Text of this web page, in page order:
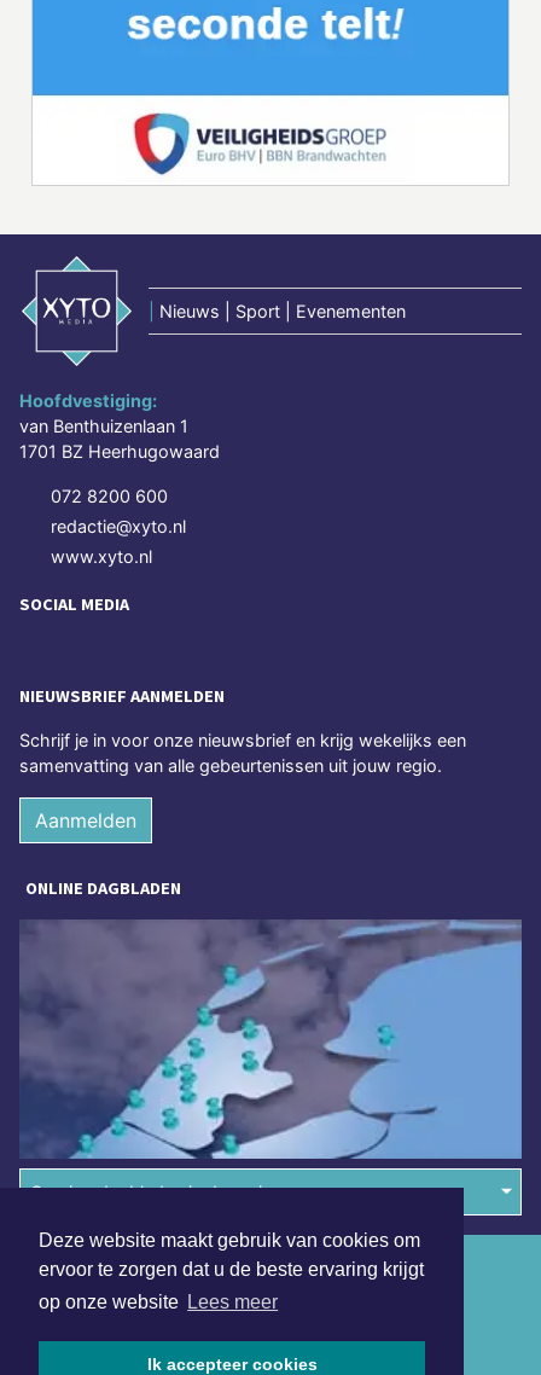
Deze website maakt gebruik van cookies om
ervoor te zorgen dat u de beste ervaring krijgt
op onze website Lees meer
Ik accepteer cookies
Nieuws | Sport | Evenementen
Hoofdvestiging:
van Benthuizenlaan 1
1701 BZ Heerhugowaard
072 8200 600
redactie@xyto.nl
www.xyto.nl
SOCIAL MEDIA
NIEUWSBRIEF AANMELDEN
Schrijf je in voor onze nieuwsbrief en krijg wekelijks een
samenvatting van alle gebeurtenissen uit jouw regio.
Aanmelden
ONLINE DAGBLADEN
Overige dagbladen in de regio
Algemene voorwaarden
Disclaimer